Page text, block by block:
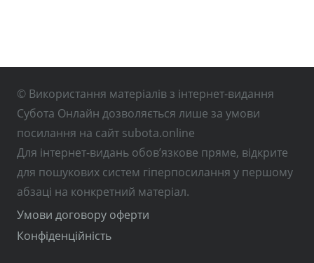
© Використання матеріалів з інтернет-видання
Субота Онлайн дозволяється лише за умови
посилання на сайт subota.online
Для інтернет-видань обов’язкове пряме, відкрите
для пошукових систем гіперпосилання у першому
абзаці на конкретний матеріал.
Умови договору оферти
Конфіденційність